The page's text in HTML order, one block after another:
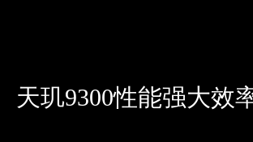
天玑9300性能强大效